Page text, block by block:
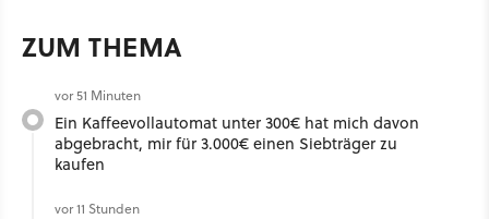
ZUM THEMA
vor 51 Minuten
Ein Kaffeevollautomat unter 300€ hat mich davon
abgebracht, mir für 3.000€ einen Siebträger zu
kaufen
vor 11 Stunden